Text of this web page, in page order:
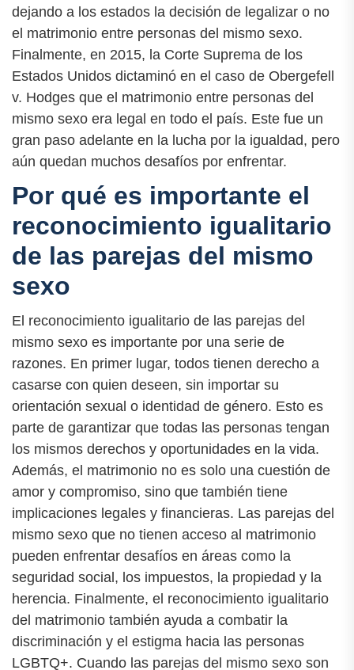
dejando a los estados la decisión de legalizar o no
el matrimonio entre personas del mismo sexo.
Finalmente, en 2015, la Corte Suprema de los
Estados Unidos dictaminó en el caso de Obergefell
v. Hodges que el matrimonio entre personas del
mismo sexo era legal en todo el país. Este fue un
gran paso adelante en la lucha por la igualdad, pero
aún quedan muchos desafíos por enfrentar.
Por qué es importante el
reconocimiento igualitario
de las parejas del mismo
sexo
El reconocimiento igualitario de las parejas del
mismo sexo es importante por una serie de
razones. En primer lugar, todos tienen derecho a
casarse con quien deseen, sin importar su
orientación sexual o identidad de género. Esto es
parte de garantizar que todas las personas tengan
los mismos derechos y oportunidades en la vida.
Además, el matrimonio no es solo una cuestión de
amor y compromiso, sino que también tiene
implicaciones legales y financieras. Las parejas del
mismo sexo que no tienen acceso al matrimonio
pueden enfrentar desafíos en áreas como la
seguridad social, los impuestos, la propiedad y la
herencia. Finalmente, el reconocimiento igualitario
del matrimonio también ayuda a combatir la
discriminación y el estigma hacia las personas
LGBTQ+. Cuando las parejas del mismo sexo son